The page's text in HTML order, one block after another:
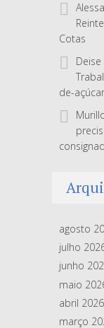
Cotas
de-
agosto
julho
junho
maio
abril 2026
março